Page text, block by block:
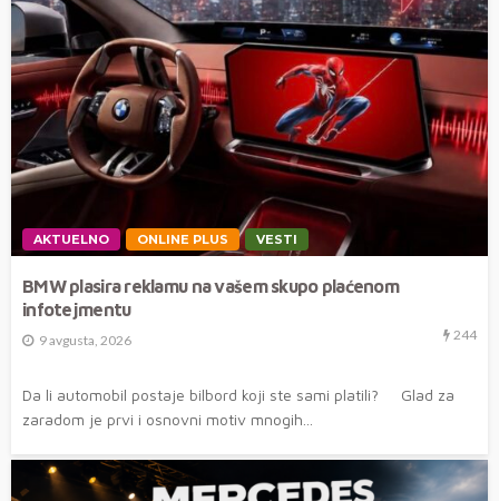
AKTUELNO ONLINE PLUS VESTI
BMW plasira reklamu na vašem skupo plaćenom
infotejmentu
9 avgusta, 2026 244
Da li automobil postaje bilbord koji ste sami platili? Glad za
zaradom je prvi i osnovni motiv mnogih...